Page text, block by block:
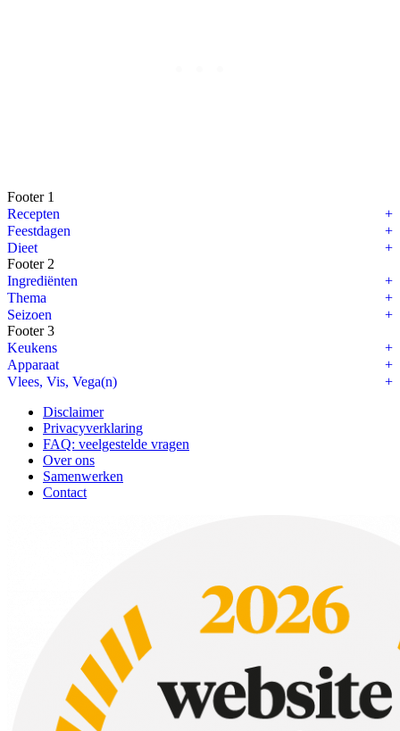
Footer 1
Recepten
Feestdagen
Dieet
Footer 2
Ingrediënten
Thema
Seizoen
Footer 3
Keukens
Apparaat
Vlees, Vis, Vega(n)
Disclaimer
Privacyverklaring
FAQ: veelgestelde vragen
Over ons
Samenwerken
Contact